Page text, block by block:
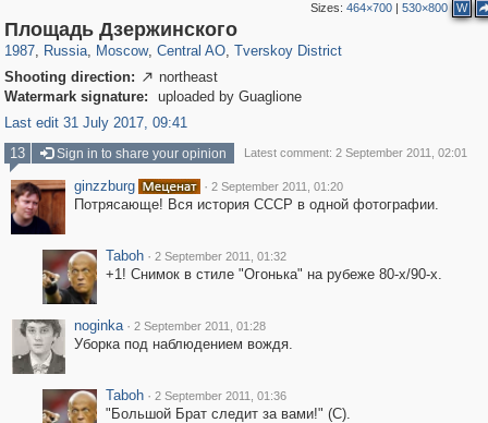
Sizes:464×700 |530×800 W
Площадь Дзержинского
1987, Russia
1,405,755 29,243
, Moscow
319,716 8,286
, Central AO
159,930 5,916
, Tverskoy District
53,016
Shooting direction:  northeast
Watermark signature:
uploaded by Guaglione
Last edit 31 July 2017, 09:41
13
Sign in to share your opinion Latest comment: 2 September 2011, 02:01
ginzzburg · 2 September 2011, 01:20
Потрясающе! Вся история СССР в одной фотографии.
Taboh · 2 September 2011, 01:32
+1! Снимок в стиле "Огонька" на рубеже 80-х/90-х.
noginka · 2 September 2011, 01:28
Уборка под наблюдением вождя.
Taboh · 2 September 2011, 01:36
"Большой Брат следит за вами!" (С).